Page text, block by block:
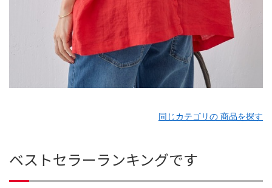
同じカテゴリの 商品を探す
ベストセラーランキングです